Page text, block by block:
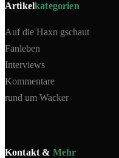
Artikelkategorien
Auf die Haxn gschaut
Fanleben
Interviews
Kommentare
rund um Wacker
Kontakt & Mehr